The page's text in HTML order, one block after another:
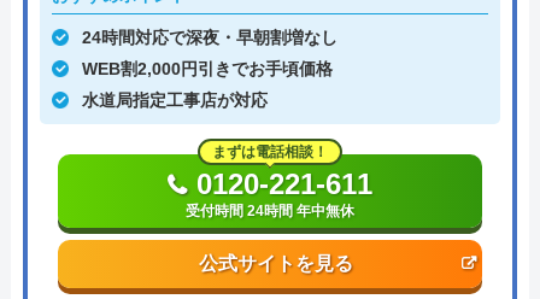
24時間対応で深夜・早朝割増なし
WEB割2,000円引きでお手頃価格
水道局指定工事店が対応
公式サイトを見る
まずは電話相談！
0120-221-611
受付時間 24時間 年中無休